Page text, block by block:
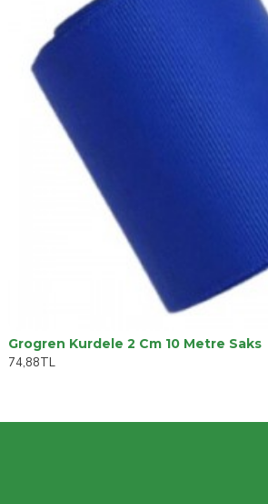
Grogren Kurdele 2 Cm 10 Metre Saks
74,88TL